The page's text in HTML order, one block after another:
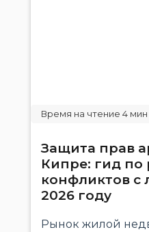
Защита прав
Кипре: гид
конфликтов с
2026 году
Рынок жилой